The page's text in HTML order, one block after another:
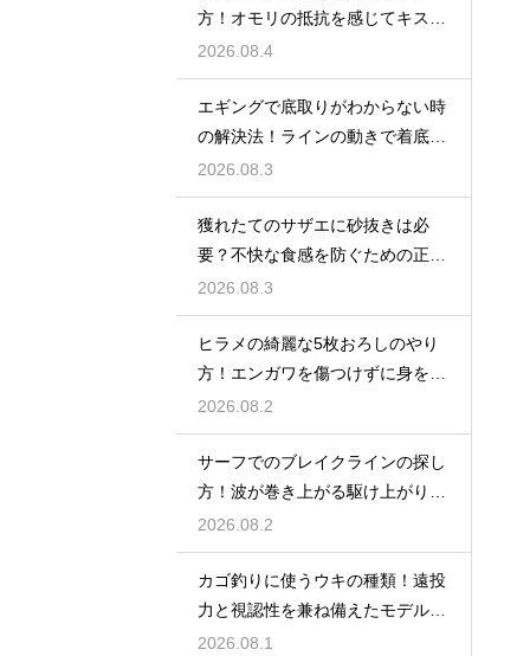
方！オモリの抵抗を感じてキスの
アタリを待つ
2026.08.4
エギングで底取りがわからない時
の解決法！ラインの動きで着底を
見極める
2026.08.3
獲れたてのサザエに砂抜きは必
要？不快な食感を防ぐための正し
い下処理
2026.08.3
ヒラメの綺麗な5枚おろしのやり
方！エンガワを傷つけずに身を剥
がす
2026.08.2
サーフでのブレイクラインの探し
方！波が巻き上がる駆け上がりを
狙う
2026.08.2
カゴ釣りに使うウキの種類！遠投
力と視認性を兼ね備えたモデルの
選び方
2026.08.1